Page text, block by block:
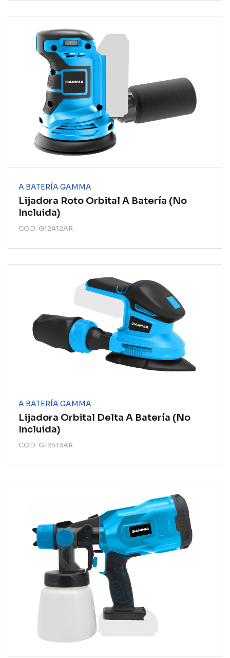
A BATERÍA GAMMA
Lijadora Roto Orbital A Batería (no
Incluida)
COD: G12412AR
A BATERÍA GAMMA
Lijadora Orbital Delta A Batería (no
Incluida)
COD: G12413AR